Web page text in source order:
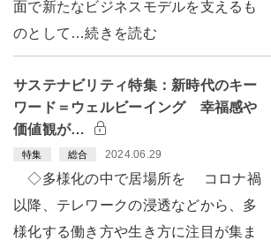
面で新たなビジネスモデルを支えるも
のとして…続きを読む
サステナビリティ特集：新時代のキー
ワード＝ウェルビーイング 幸福感や
価値観が…
特集 総合 2024.06.29
◇多様化の中で居場所を コロナ禍
以降、テレワークの浸透などから、多
様化する働き方や生き方に注目が集ま